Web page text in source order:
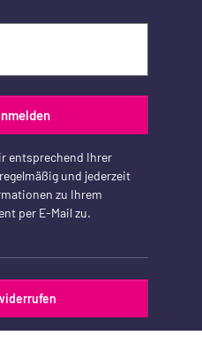
entsprechend Ihrer
regelmäßig und jederzeit
zu Ihrem
per E-Mail zu.